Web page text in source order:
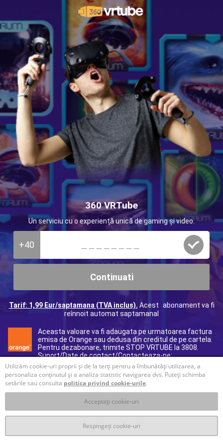
Utilizăm cookie-uri proprii și de la terți pentru a îmbunătăți utilizarea, a
personaliza conținutul și a analiza statistic navigarea dvs. Puteți schimba
setările sau consulta politica privind cookie-urile.
Acceptați cookie-uri
Respingeți cookie-uri
360 VRTube
Un serviciu cu o experiență unică de gaming și video.
+40
Continuati
Tarif: 1,99 Eur/saptamana (TVA inclus). Acest abonament va fi
reînnoit automat saptamanal
Aceasta valoare va fi adaugata pe urmatoarea factura
emisa de Orange sau dedusa din creditul de pe cartela.
Pentru dezabonare, trimite STOP VRTUBE la 3808.
Suport/Date de contact/Contacteaza-ne:
40312295017 (tarif normal), e-mail: ro@helpdcb.com
T&C Prelucrare datelor personale